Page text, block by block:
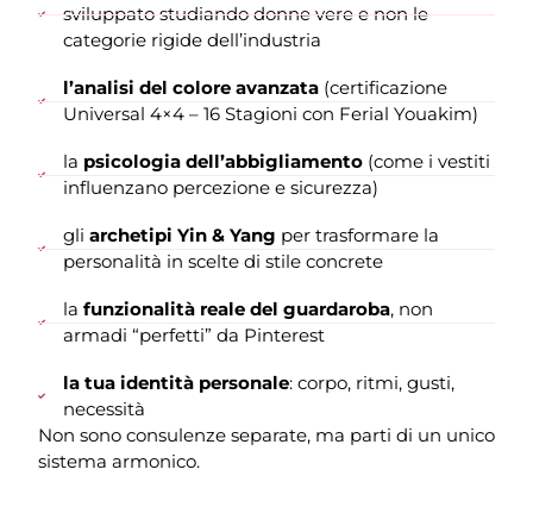
sviluppato studiando donne vere e non le
categorie rigide dell’industria
l’analisi del colore avanzata(certificazione
Universal 4×4 – 16 Stagioni con Ferial Youakim)
la psicologia dell’abbigliamento(come i vestiti
influenzano percezione e sicurezza)
gli archetipi Yin & Yang per trasformare la
personalità in scelte di stile concrete
la funzionalità reale del guardaroba, non
armadi “perfetti” da Pinterest
la tua identità personale: corpo, ritmi, gusti,
necessità
Non sono consulenze separate, ma parti di un unico
sistema armonico.